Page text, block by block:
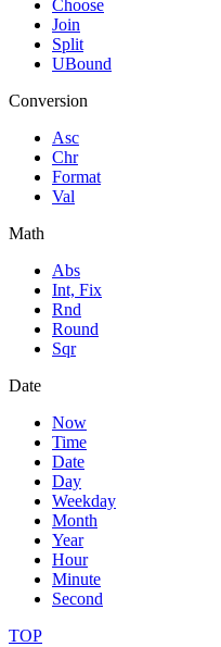
Choose
Join
Split
UBound
Conversion
Asc
Chr
Format
Val
Math
Abs
Int, Fix
Rnd
Round
Sqr
Date
Now
Time
Date
Day
Weekday
Month
Year
Hour
Minute
Second
TOP